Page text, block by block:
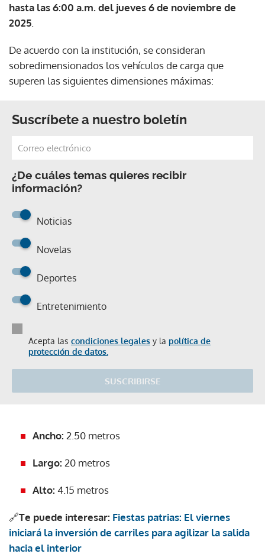
hasta las 6:00 a.m. del jueves 6 de noviembre de
2025
De acuerdo con la institución, se consideran
sobredimensionados los vehículos de carga que
superen las siguientes dimensiones máximas:
Suscríbete a nuestro boletín
¿De cuáles temas quieres recibir
información?
Noticias
Novelas
Deportes
Entretenimiento
Acepta las condiciones legales y la política de
protección de datos.
SUSCRIBIRSE
Ancho: 2.50 metros
Largo: 20 metros
Alto: 4.15 metros
🔗Te puede interesar: Fiestas patrias: El viernes
iniciará la inversión de carriles para agilizar la salida
hacia el interior